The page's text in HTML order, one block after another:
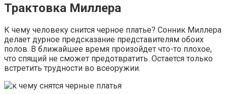
Трактовка Миллера
К чему человеку снится черное платье? Сонник Миллера
делает дурное предсказание представителям обоих
полов. В ближайшее время произойдет что-то плохое,
что спящий не сможет предотвратить. Остается только
встретить трудности во всеоружии.